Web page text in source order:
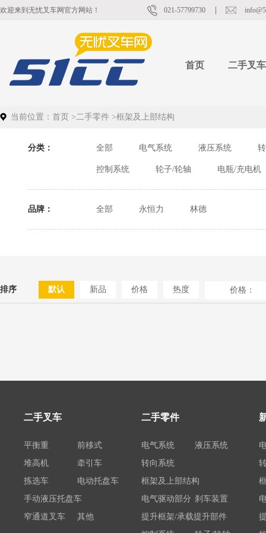
欢迎来到无忧叉车网官方网站！ 021-57799730
首页 二手叉车
当前位置： 首页 >二手零件 >框架及上部结构
分类： 全部 电气系统 液压系统
控制系统 轮子/轮轴 电瓶/充电机
品牌： 全部 永恒力 林德
排序 默认 新品 价格 热度 价格：
二手叉车
平衡重
前移式
堆高机
牵引车
拣选车
电动托盘车
手动液压托盘车
窄通道叉车
其他
二手零件
电气系统
液压系统
转向系统
框架及上部结构
电气驱动部分 刹车装置
提升框架/承载提升部件